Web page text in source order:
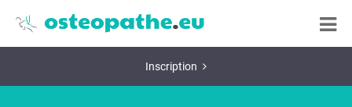
Inscription